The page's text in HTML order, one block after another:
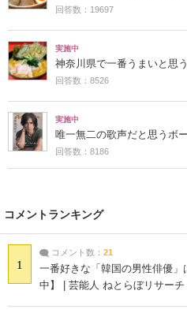
回答数：19697
実施中
神奈川県で一番うまいと思
回答数：8526
実施中
唯一無二の歌声だと思うボ
回答数：8186
コメントランキング
1
コメント数： 21
一番好きな「韓国の男性俳優
中】 | 芸能人 ねとらぼリサーチ